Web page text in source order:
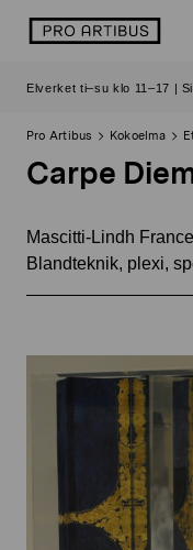
sisältöön
logo
Elverket ti–su klo 11–17 |
Pro Artibus Kokoelma
Carpe
Mascitti-Lindh
Blandteknik, plexi,